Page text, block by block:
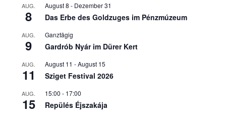
AUG.
8
August 8 - Dezember 31
Das Erbe des Goldzuges im Pénzmúzeum
AUG.
9
Ganztägig
Gardrób Nyár im Dürer Kert
AUG.
11
August 11 -August 15
Sziget Festival 2026
AUG.
15
15:00 - 17:00
Repülés Éjszakája